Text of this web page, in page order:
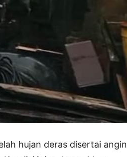
hujan deras disertai angin